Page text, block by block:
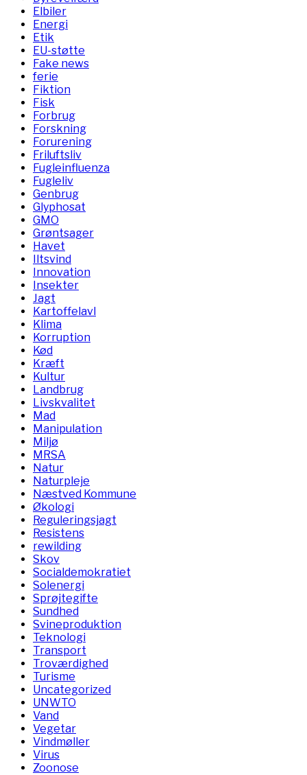
Elbiler
Energi
Etik
EU-støtte
Fake news
ferie
Fiktion
Fisk
Forbrug
Forskning
Forurening
Friluftsliv
Fugleinfluenza
Fugleliv
Genbrug
Glyphosat
GMO
Grøntsager
Havet
Iltsvind
Innovation
Insekter
Jagt
Kartoffelavl
Klima
Korruption
Kød
Kræft
Kultur
Landbrug
Livskvalitet
Mad
Manipulation
Miljø
MRSA
Natur
Naturpleje
Næstved Kommune
Økologi
Reguleringsjagt
Resistens
rewilding
Skov
Socialdemokratiet
Solenergi
Sprøjtegifte
Sundhed
Svineproduktion
Teknologi
Transport
Troværdighed
Turisme
Uncategorized
UNWTO
Vand
Vegetar
Vindmøller
Virus
Zoonose